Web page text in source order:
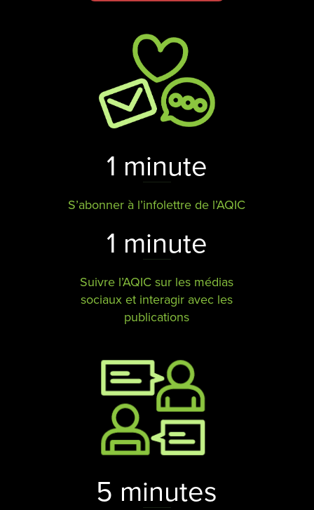
1 minute
S’abonner à l’infolettre de l’AQIC
1 minute
Suivre l’AQIC sur les médias
sociaux et interagir avec les
publications
5 minutes